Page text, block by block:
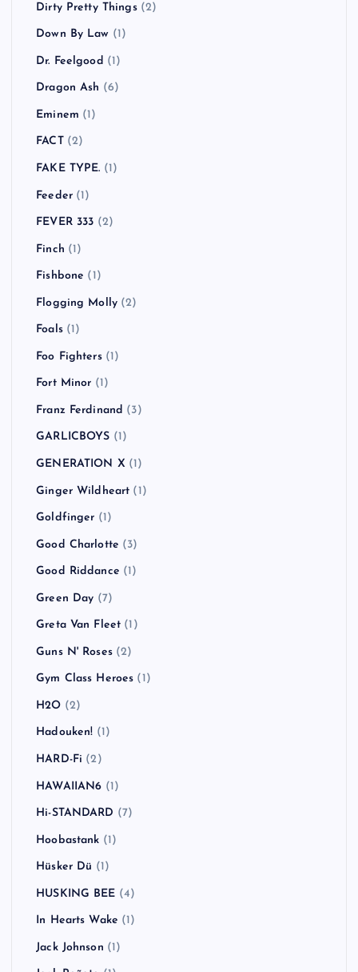
Dirty Pretty Things(2)
Down By Law (1)
Dr. Feelgood (1)
Dragon Ash (6)
Eminem (1)
FACT(2)
FAKE TYPE. (1)
Feeder(1)
FEVER 333 (2)
Finch (1)
Fishbone (1)
Flogging Molly (2)
Foals(1)
Foo Fighters(1)
Fort Minor (1)
Franz Ferdinand (3)
GARLICBOYS (1)
GENERATION X (1)
Ginger Wildheart (1)
Goldfinger (1)
Good Charlotte (3)
Good Riddance (1)
Green Day (7)
Greta Van Fleet (1)
Guns N' Roses(2)
Gym Class Heroes (1)
H2O (2)
Hadouken! (1)
HARD-Fi (2)
HAWAIIAN6 (1)
Hi-STANDARD (7)
Hoobastank (1)
Hüsker Dü (1)
HUSKING BEE (4)
In Hearts Wake (1)
Jack Johnson (1)